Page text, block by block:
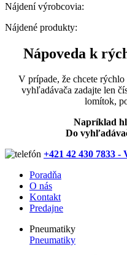
Nájdení výrobcovia:
Nájdené produkty:
Nápoveda k
V prípade, že chcete
vyhľadávača zadajte len
lomítok,
Napríklad
Do
+421 42 430 7833 -
Poradňa
O nás
Kontakt
Predajne
Pneumatiky
Pneumatiky